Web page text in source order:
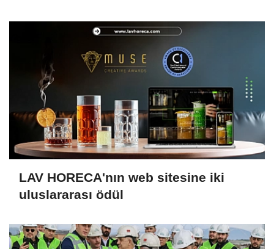
LAV HORECA'nın web sitesine iki
uluslararası ödül